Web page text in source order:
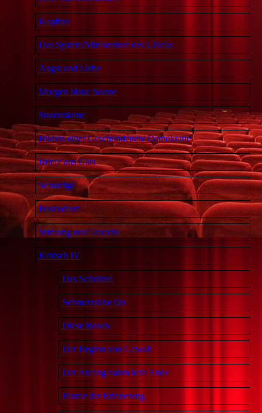
Kopftier
Das System/Ministerium des Glücks
Angst und Liebe
Morgen blaue Sonne
Staubträume
Bildnis einer Geschundenen/ Demokratie
Briefe aus Glas
Schuldig!
Postludium
Wirkung und Ursache
Kritisch IV
Das Schnitzel
Schmerzsilbe Du
Diese Rosen
Der Beginn von Gewalt
Der Anfang nahm kein Ende
Blume der Erinnerung